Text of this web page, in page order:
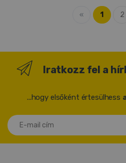
« 1 2
Iratkozz fel a
...hogy elsőként értesülhess
E-mail cím